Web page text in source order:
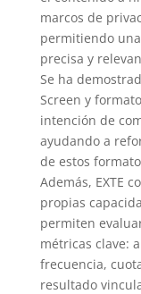
marcos de
permitiendo
precisa y
Se ha
Screen y
intención de
ayudando a
de estos
Además, EXTE
propias
permiten
métricas clave:
frecuencia,
resultado